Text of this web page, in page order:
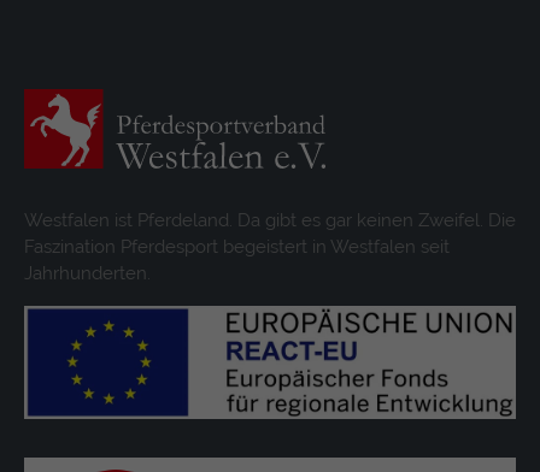
Westfalen ist Pferdeland. Da gibt es gar keinen Zweifel. Die
Faszination Pferdesport begeistert in Westfalen seit
Jahrhunderten.